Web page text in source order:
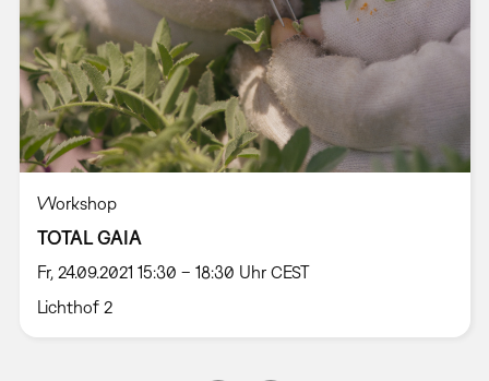
Workshop
TOTAL GAIA
Fr, 24.09.2021 15:30 – 18:30 Uhr CEST
Lichthof 2